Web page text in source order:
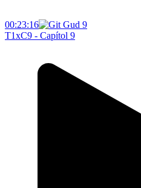
00:23:16
T1xC9 - Capítol 9